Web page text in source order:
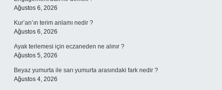
Ağustos 6, 2026
Kur’an’ın terim anlamı nedir ?
Ağustos 6, 2026
Ayak terlemesi için eczaneden ne alınır ?
Ağustos 5, 2026
Beyaz yumurta ile sarı yumurta arasındaki fark nedir ?
Ağustos 4, 2026